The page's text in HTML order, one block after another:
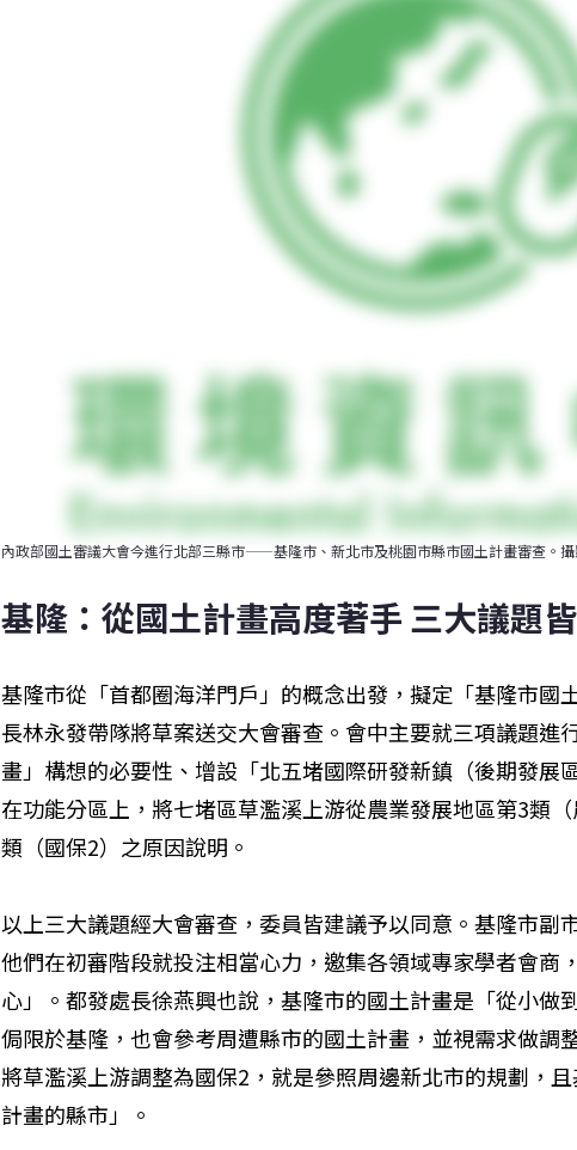
內政部國土審議大會今進行北部三縣市——基隆市、新北市及桃園市縣市國土計畫審查。
基隆：從國土計畫高度著手 三大議題
基隆市從「首都圈海洋門戶」的概念出發，擬定「基隆市國
長林永發帶隊將草案送交大會審查。會中主要就三項議題進
畫」構想的必要性、增設「北五堵國際研發新鎮（後期發展
在功能分區上，將七堵區草濫溪上游從農業發展地區第3類
類（國保2）之原因說明。
以上三大議題經大會審查，委員皆建議予以同意。基隆市副
他們在初審階段就投注相當心力，邀集各領域專家學者會商
心」。都發處長徐燕興也說，基隆市的國土計畫是「從小做
侷限於基隆，也會參考周遭縣市的國土計畫，並視需求做調
將草濫溪上游調整為國保2，就是參照周邊新北市的規劃，
計畫的縣市」。